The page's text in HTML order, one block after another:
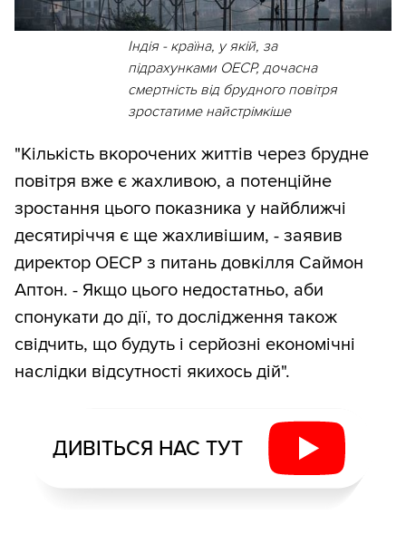
Індія - країна, у якій, за
підрахунками ОЕСР, дочасна
смертність від брудного повітря
зростатиме найстрімкіше
"Кількість вкорочених життів через брудне
повітря вже є жахливою, а потенційне
зростання цього показника у найближчі
десятиріччя є ще жахливішим, - заявив
директор ОЕСР з питань довкілля Саймон
Аптон. - Якщо цього недостатньо, аби
спонукати до дії, то дослідження також
свідчить, що будуть і серйозні економічні
наслідки відсутності якихось дій".
ДИВІТЬСЯ НАС ТУТ